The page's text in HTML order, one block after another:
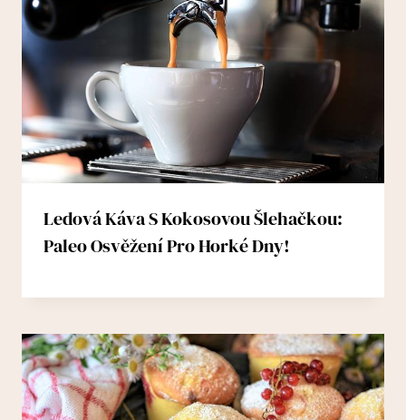
Ledová Káva S Kokosovou Šlehačkou:
Paleo Osvěžení Pro Horké Dny!